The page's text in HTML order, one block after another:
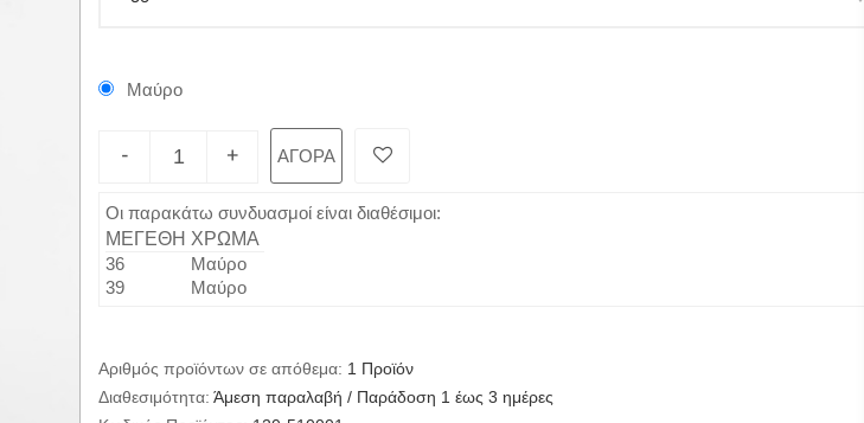
Μαύρο
- + ΑΓΟΡΑ
Οι παρακάτω συνδυασμοί είναι διαθέσιμοι:
ΜΕΓΕΘΗ ΧΡΩΜΑ
36
Μαύρο
39
Μαύρο
Αριθμός προϊόντων σε απόθεμα: 1 Προϊόν
Διαθεσιμότητα: Άμεση παραλαβή / Παράδοση 1 έως 3 ημέρες